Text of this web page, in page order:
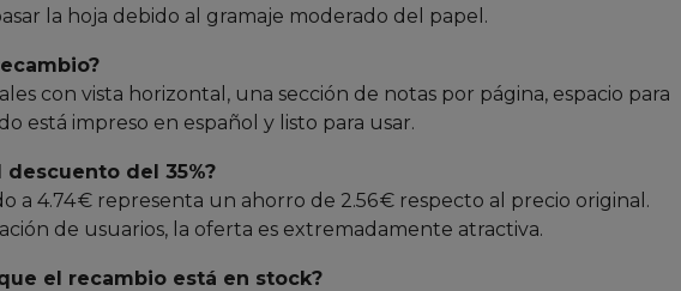
la hoja debido al gramaje moderado del papel.
con vista horizontal, una sección de notas por página, espacio para
está impreso en español y listo para usar.
descuento del 35%?
a 4.74 € representa un ahorro de 2.56 € respecto al precio original.
de usuarios, la oferta es extremadamente atractiva.
el recambio está en stock?